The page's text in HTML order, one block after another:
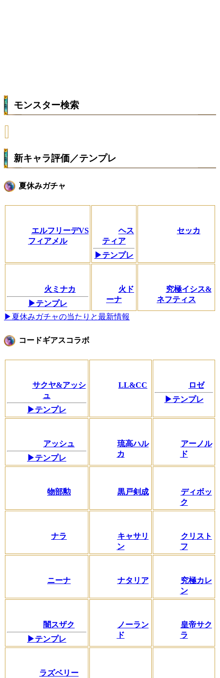
モンスター検索
新キャラ評価／テンプレ
夏休みガチャ
エルフリーデVS
フィアメル
ヘス
ティア
▶テンプレ
セッカ
火ミナカ
▶テンプレ
火ド
ーナ
究極イシス&
ネフティス
▶夏休みガチャの当たりと最新情報
コードギアスコラボ
サクヤ&アッシ
ュ
▶テンプレ
LL&CC
ロゼ
▶テンプレ
アッシュ
▶テンプレ
琉高ハル
カ
アーノル
ド
物部勲 黒戸剣成
ディボッ
ク
ナラ
キャサリ
ン
クリスト
フ
ニーナ ナタリア
究極カレ
ン
闇スザク
▶テンプレ
ノーラン
ド
皇帝サク
ラ
ラズベリー